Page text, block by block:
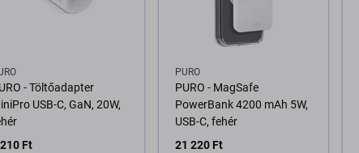
- Töltőadapter
USB-C, GaN, 20W,
Ft
PURO
PURO - MagSafe
PowerBank 4200 mAh 5W,
USB-C, fehér
21 220 Ft